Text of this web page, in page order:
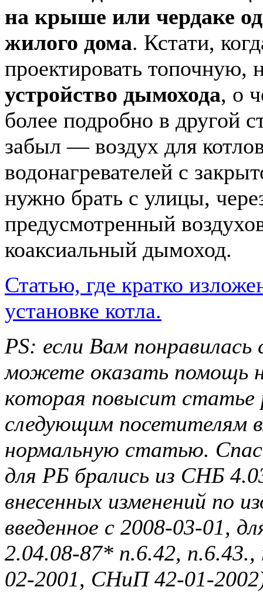
на крыше или чердаке
жилого дома. Кстати,
проектировать топочную,
устройство дымохода, о
более подробно в другой
забыл — воздух для
водонагревателей с
нужно брать с улицы,
предусмотренный
коаксиальный дымоход.
Статью, где кратко
установке котла.
PS: если Вам
можете оказать помощь
которая повысит
следующим посетителям
нормальную статью.
для РБ брались из СНБ
внесенных изменений по
введенное с 2008-03-01,
2.04.08-87* п.6.42,
02-2001, СНиП 42-01-